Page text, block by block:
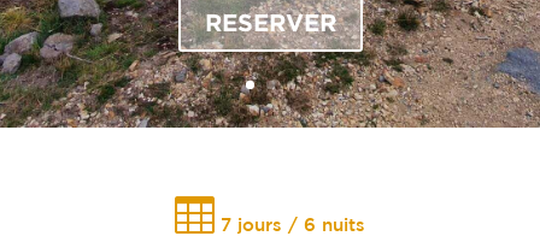
RESERVER
 7 jours / 6 nuits